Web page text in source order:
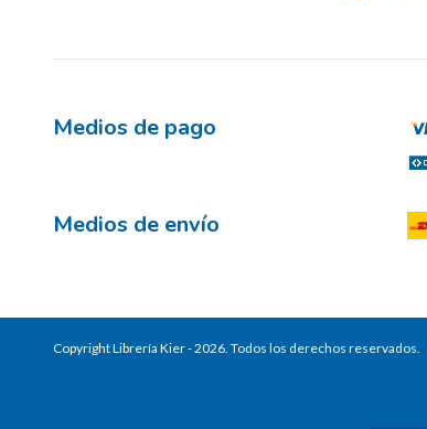
Medios de pago
Medios de envío
Copyright Librería Kier - 2026. Todos los derechos reservados.